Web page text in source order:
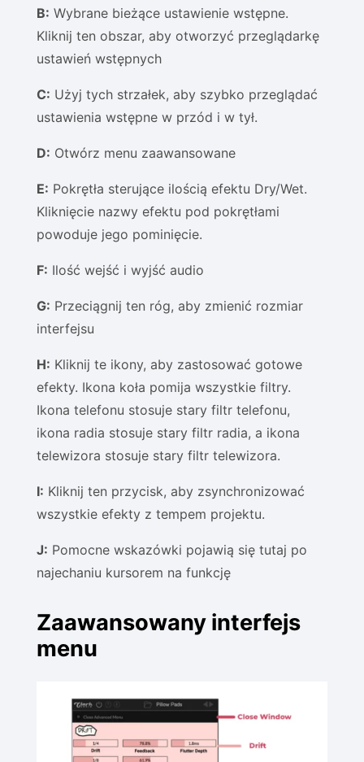
B: Wybrane bieżące ustawienie wstępne.
Kliknij ten obszar, aby otworzyć przeglądarkę
ustawień wstępnych
C: Użyj tych strzałek, aby szybko przeglądać
ustawienia wstępne w przód i w tył.
D: Otwórz menu zaawansowane
E: Pokrętła sterujące ilością efektu Dry/Wet.
Kliknięcie nazwy efektu pod pokrętłami
powoduje jego pominięcie.
F: Ilość wejść i wyjść audio
G: Przeciągnij ten róg, aby zmienić rozmiar
interfejsu
H: Kliknij te ikony, aby zastosować gotowe
efekty. Ikona koła pomija wszystkie filtry.
Ikona telefonu stosuje stary filtr telefonu,
ikona radia stosuje stary filtr radia, a ikona
telewizora stosuje stary filtr telewizora.
I: Kliknij ten przycisk, aby zsynchronizować
wszystkie efekty z tempem projektu.
J: Pomocne wskazówki pojawią się tutaj po
najechaniu kursorem na funkcję
Zaawansowany interfejs
menu